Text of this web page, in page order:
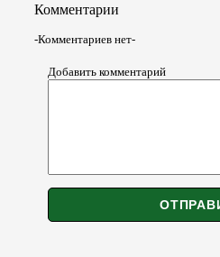
Комментарии
-Комментариев нет-
Добавить комментарий